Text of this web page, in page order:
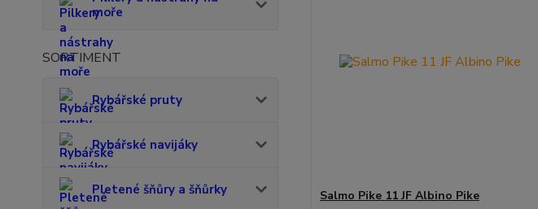
moře
SORTIMENT
Rybářské pruty
Rybářské navijáky
Pletené šňůry a šňůrky
Salmo Pike 11 JF Albino Pike